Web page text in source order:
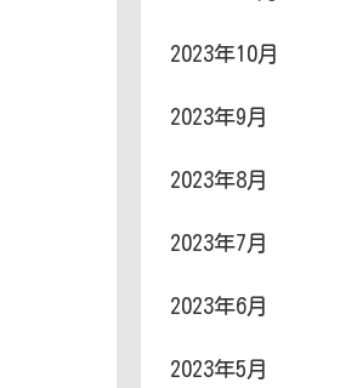
2023年10月
2023年9月
2023年8月
2023年7月
2023年6月
2023年5月